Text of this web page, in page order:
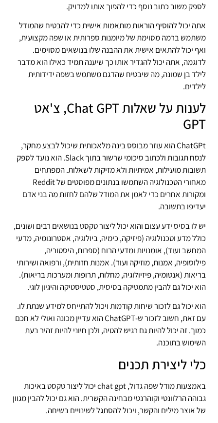
לספק משוב כתוב נוסף כדי להפוך אותו למדויק.
אתה יכול להוסיף הוראות מותאמות אישית כדי להבטיח שהמודל
משתמש ברמה מסוימת של מיומנות ספרותית או שפה מקצועית,
ואף יכול להתאים אישית את ההבנה שלו בנושאים מסוימים.
לדוגמה, אתה יכול להגדיר אותו כך שיענה תמיד כאילו הוא מדבר
לילד בן שמונה, מה שיבטיח שהדגם משתמש בשפה ידידותית
לילדים.
לענות על שאלות Chat GPT, צ'אט
GPT
ChatGPt הוא עוזר מבוסס בינה מלאכותית שיכול לבצע מחקר,
לנסח תגובות ולכתוב סיכומי שרשור בתוך Slack. הוא נועד לספק
תשובות מועילות, אמיתיות ולא מזיקות לשאלות. המפתחים
מאחורי הטכנולוגיה השתמשו בנתונים מפוסטים של Reddit
ומקורות אחרים כדי לאמן את המודל שלהם לחזות מה בני אדם
יעדיפו בתשובה.
יש לו בסיס ידע עצום והוא יכול ליצור טקסט בנושאים רבים ושונים,
כולל מדע וטכנולוגיה (פיזיקה, כימיה, ביולוגיה, אסטרונומיה, מדעי
המחשב ועוד), אומנויות ומדעי הרוח (ספרות, היסטוריה,
פילוסופיה, אמנות, מוזיקה ועוד). אמנות חזותית), ורפואה ושירותי
בריאות (אנטומיה, פיזיולוגיה, מחלות, תרופות ומערכות בריאות).
הוא יכול גם להבין מתמטיקה בסיסית, סטטיסטיקה והיגיון לוגי.
הוא יכול גם לזכור שיחות קודמות ויכול להתייחס למידע שנתת לו.
עם זאת, חשוב לזכור ש-ChatGPT הוא עדיין מכונה ואולי לא חכם
כמוך. זה יכול להיות גם רגיש להטיה, ולכן חיוני להיות זהיר בעת
השימוש בתוכנה.
כלי ליצירת תכנים
באמצעות מודל שפה גדול, chat gpt יכול ליצור טקסט באיכות
גבוהה הרלוונטי וקוהרנטי מבחינה הקשרית. הוא גם יכול להבין מגוון
של אוצר מילים והקשר, ויכול להסתגל לשינויים בשיחה.